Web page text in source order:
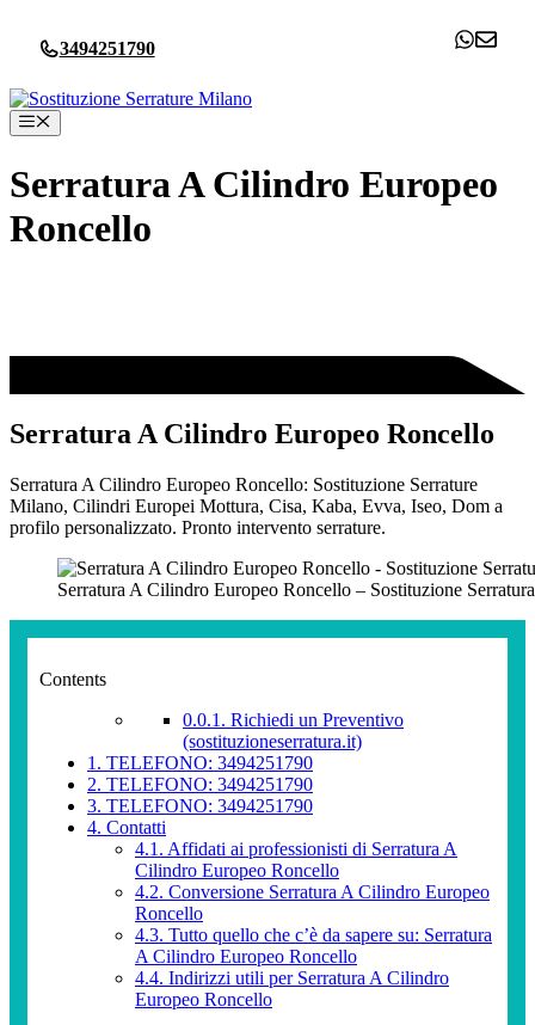
contenuto
3494251790
Menu
Serratura A Cilindro Europeo
Roncello
Serratura A Cilindro Europeo Roncello
Serratura A Cilindro Europeo Roncello: Sostituzione Serrature
Milano, Cilindri Europei Mottura, Cisa, Kaba, Evva, Iseo, Dom a
profilo personalizzato. Pronto intervento serrature.
Serratura A Cilindro Europeo Roncello – Sostituzione
Contents
0.0.1. Richiedi un Preventivo
(sostituzioneserratura.it)
1. TELEFONO: 3494251790
2. TELEFONO: 3494251790
3. TELEFONO: 3494251790
4. Contatti
4.1. Affidati ai professionisti di Serratura A
Cilindro Europeo Roncello
4.2. Conversione Serratura A Cilindro Europeo
Roncello
4.3. Tutto quello che c’è da sapere su: Serratura
A Cilindro Europeo Roncello
4.4. Indirizzi utili per Serratura A Cilindro
Europeo Roncello